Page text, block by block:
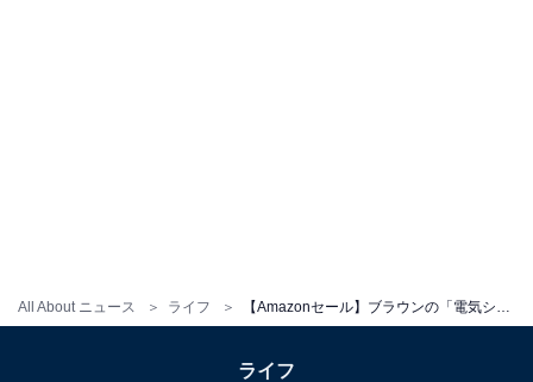
All About ニュース ライフ
ライフ